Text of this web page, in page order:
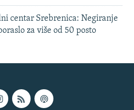
centar Srebrenica: Negiranje
za više od 50 posto